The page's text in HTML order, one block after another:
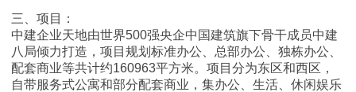
三、项目：
中建企业天地由世界500强央企中国建筑旗下骨干成员中建
八局倾力打造，项目规划标准办公、总部办公、独栋办公、
配套商业等共计约160963平方米。项目分为东区和西区，
自带服务式公寓和部分配套商业，集办公、生活、休闲娱乐